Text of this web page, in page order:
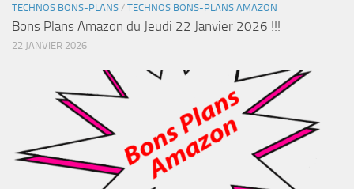
TECHNOS BONS-PLANS / TECHNOS BONS-PLANS AMAZON
Bons Plans Amazon du Jeudi 22 Janvier 2026 !!!
22 JANVIER 2026